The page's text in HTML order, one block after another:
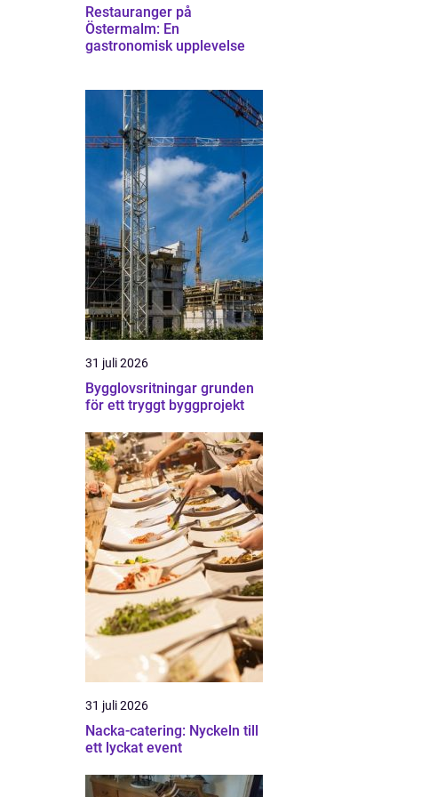
Restauranger på
Östermalm: En
gastronomisk upplevelse
31 juli 2026
Bygglovsritningar grunden
för ett tryggt byggprojekt
31 juli 2026
Nacka-catering: Nyckeln till
ett lyckat event